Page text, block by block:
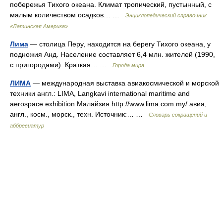
побережья Тихого океана. Климат тропический, пустынный, с
малым количеством осадков… …
Энциклопедический справочник
«Латинская Америка»
Лима — столица Перу, находится на берегу Тихого океана, у
подножия Анд. Население составляет 6,4 млн. жителей (1990,
с пригородами). Краткая… …
Города мира
ЛИМА — международная выставка авиакосмической и морской
техники англ.: LIMA, Langkavi international maritime and
aerospace exhibition Малайзия http://www.lima.com.my/​ авиа,
англ., косм., морск., техн. Источник:… …
Словарь сокращений и
аббревиатур